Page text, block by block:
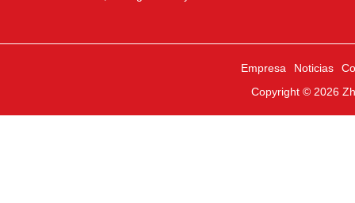
Empresa Noticias
Copyright © 2026